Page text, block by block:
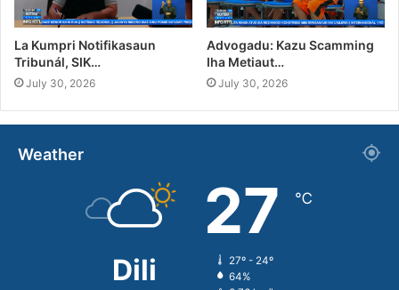
La Kumpri Notifikasaun
Tribunál, SIK…
July 30, 2026
Advogadu: Kazu Scamming
Iha Metiaut…
July 30, 2026
Weather
Dili
27 ℃
27º - 24º
64%